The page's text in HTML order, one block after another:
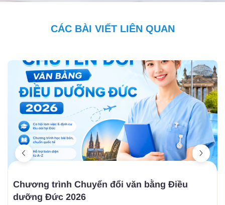
CÁC BÀI VIẾT LIÊN QUAN
Chương trình Chuyển đổi văn bằng Điều
dưỡng Đức 2026